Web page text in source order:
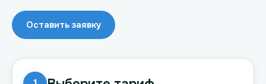
Оставить заявку